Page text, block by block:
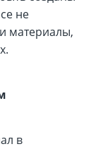
не
материалы,
в